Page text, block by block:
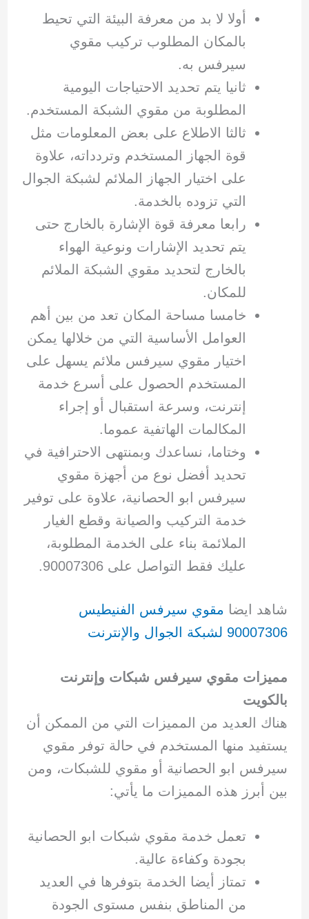
أولا لا بد من معرفة البيئة التي تحيط
بالمكان المطلوب تركيب مقوي
سيرفس به.
ثانيا يتم تحديد الاحتياجات اليومية
المطلوبة من مقوي الشبكة المستخدم.
ثالثا الاطلاع على بعض المعلومات مثل
قوة الجهاز المستخدم وتردداته، علاوة
على اختيار الجهاز الملائم لشبكة الجوال
التي تزوده بالخدمة.
رابعا معرفة قوة الإشارة بالخارج حتى
يتم تحديد الإشارات ونوعية الهواء
بالخارج لتحديد مقوي الشبكة الملائم
للمكان.
خامسا مساحة المكان تعد من بين أهم
العوامل الأساسية التي من خلالها يمكن
اختيار مقوي سيرفس ملائم يسهل على
المستخدم الحصول على أسرع خدمة
إنترنت، وسرعة استقبال أو إجراء
المكالمات الهاتفية عموما.
وختاما، نساعدك وبمنتهى الاحترافية في
تحديد أفضل نوع من أجهزة مقوي
سيرفس ابو الحصانية، علاوة على توفير
خدمة التركيب والصيانة وقطع الغيار
الملائمة بناء على الخدمة المطلوبة،
عليك فقط التواصل على 90007306.
شاهد ايضا مقوي سيرفس الفنيطيس
90007306 لشبكة الجوال والإنترنت
مميزات مقوي سيرفس شبكات وإنترنت
بالكويت
هناك العديد من المميزات التي من الممكن أن
يستفيد منها المستخدم في حالة توفر مقوي
سيرفس ابو الحصانية أو مقوي للشبكات، ومن
بين أبرز هذه المميزات ما يأتي:
تعمل خدمة مقوي شبكات ابو الحصانية
بجودة وكفاءة عالية.
تمتاز أيضا الخدمة بتوفرها في العديد
من المناطق بنفس مستوى الجودة